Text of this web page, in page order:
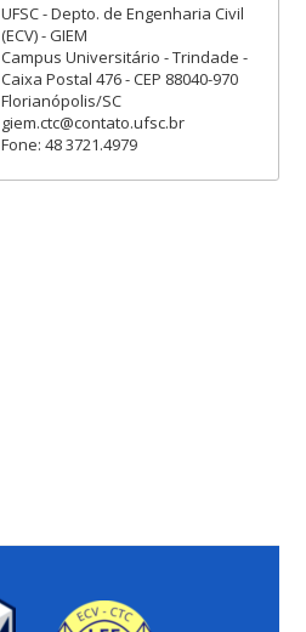
UFSC - Depto. de Engenharia Civil
(ECV) - GIEM
Campus Universitário - Trindade -
Caixa Postal 476 - CEP 88040-970
Florianópolis/SC
giem.ctc@contato.ufsc.br
Fone: 48 3721.4979